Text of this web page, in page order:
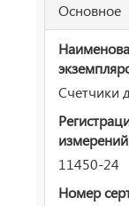
Основное
Счетчики
11450-24
Номер